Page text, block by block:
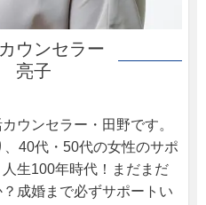
ウンセラー
亮子
ウンセラー・田野です。
40代・50代の女性のサポ
生100年時代！まだまだ
成婚まで必ずサポートい